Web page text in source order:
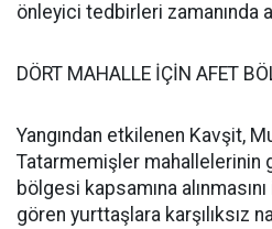
önleyici tedbirleri zamanında
DÖRT MAHALLE İÇİN AFET
Yangından etkilenen Kavşit,
Tatarmemişler mahallelerinin
bölgesi kapsamına
gören yurttaşlara karşılıksız